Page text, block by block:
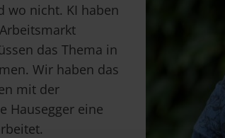
wo nicht. KI haben
das Thema in
Wir haben das
mit der
Hausegger eine